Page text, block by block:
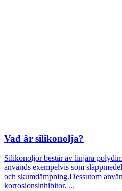
Vad är silikonolja?
Silikonoljor består av linjära
används exempelvis som
och skumdämpning.Dessutom
korrosionsinhibitor. ...